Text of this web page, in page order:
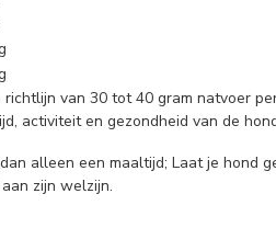
van 30 tot 40 gram natvoer
activiteit en gezondheid van de
alleen een maaltijd; Laat je hond
zijn welzijn.